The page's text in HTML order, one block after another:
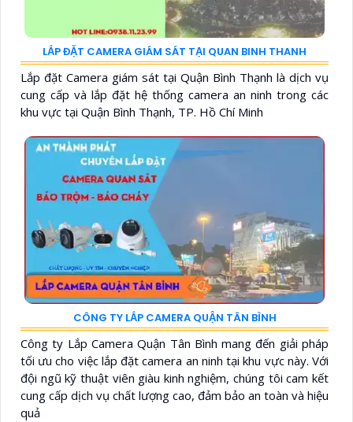
LẮP ĐẶT CAMERA GIÁM SÁT TẠI QUAN BINH THANH
Lắp đặt Camera giám sát tại Quận Bình Thạnh là dịch vụ
cung cấp và lắp đặt hệ thống camera an ninh trong các
khu vực tại Quận Bình Thạnh, TP. Hồ Chí Minh
CÔNG TY LẮP CAMERA QUẬN TÂN BÌNH
Công ty Lắp Camera Quận Tân Bình mang đến giải pháp
tối ưu cho việc lắp đặt camera an ninh tại khu vực này. Với
đội ngũ kỹ thuật viên giàu kinh nghiệm, chúng tôi cam kết
cung cấp dịch vụ chất lượng cao, đảm bảo an toàn và hiệu
quả